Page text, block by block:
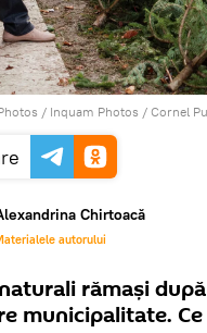
/ Inquam Photos / Cornel
Chirtoacă
autorului
rămași
municipalitate.